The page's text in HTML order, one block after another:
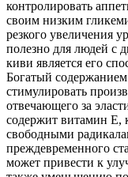
контролировать
своим низким
резкого увеличения
полезно для людей с
киви является его
Богатый
стимулировать
отвечающего за
содержит витамин E,
свободными
преждевременного
может привести к